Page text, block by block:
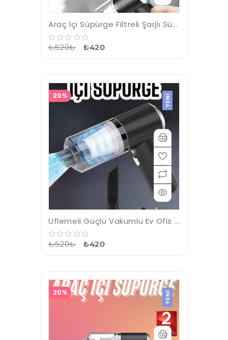
Araç İçi Süpürge Filtreli Şarjlı Süpürge Vakumlu Yıkanabilir
₺520₺ ₺420
20% YENI
Üflemeli Güçlü Vakumlu Ev Ofis Araç Süpürgesi El Süpürgesi Şarjlı
₺520₺ ₺420
20% YENI